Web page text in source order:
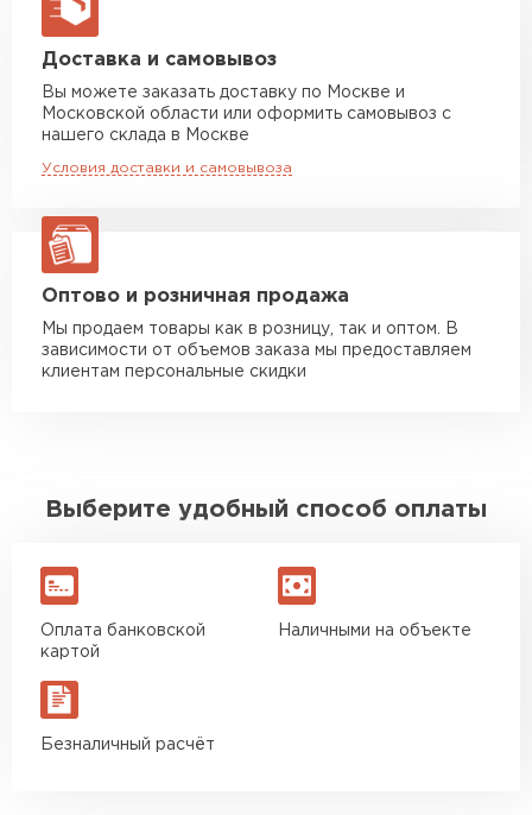
макс. длина груза 13,5 м
Манипулятор до 5 тн
Манипулятор до 10 тн
макс. длина груза 8 м
макс. длина груза 13,5 м
ЗАКАЗАТЬ С ДОСТАВКОЙ
Доставка и самовывоз
Вы можете заказать доставку по Москве и
Московской области или оформить самовывоз с
нашего склада в Москве
Условия доставки и самовывоза
Оптово и розничная продажа
Мы продаем товары как в розницу, так и оптом. В
зависимости от объемов заказа мы предоставляем
клиентам персональные скидки
Выберите удобный способ оплаты
Оплата банковской
картой
Наличными на объекте
Безналичный расчёт